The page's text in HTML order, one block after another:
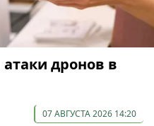
дронов в
07 АВГУСТА 2026 14:20